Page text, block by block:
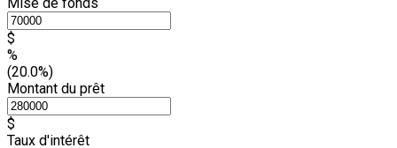
$
%
(20.0%)
Montant du prêt
$
Taux d'intérêt